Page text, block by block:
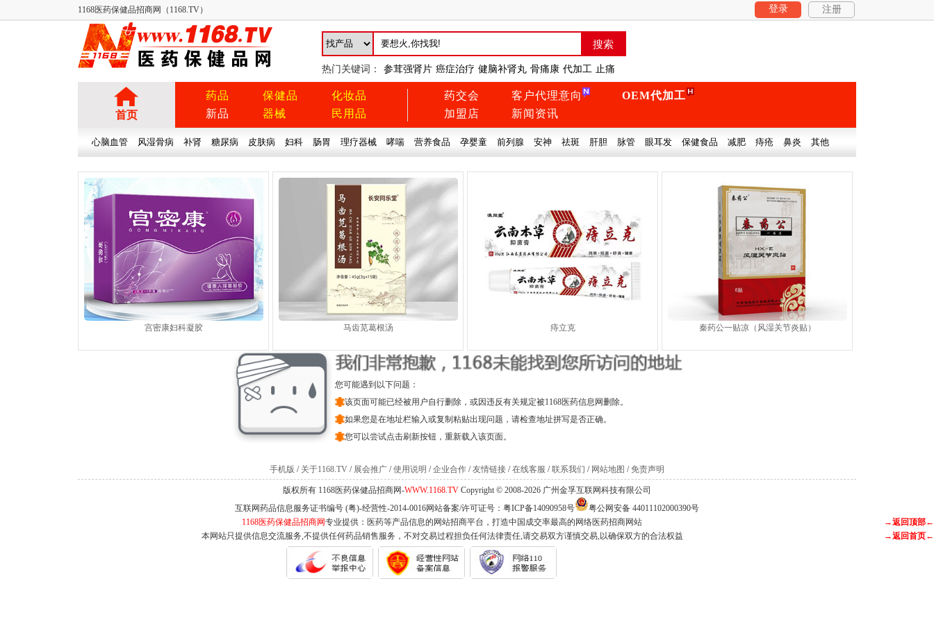
1168医药保健品招商网（1168.TV） 登录 注册
热门关键词： 参茸强肾片 癌症治疗 健脑补肾丸 骨痛康 代加工 止痛
首页
药品
新品
保健品
器械
化妆品
民用品
药交会
加盟店
客户代理意向
新闻资讯
OEM代加工
心脑血管 风湿骨病 补肾 糖尿病 皮肤病 妇科 肠胃 理疗器械 哮喘 营养食品 孕婴童 前列腺 安神 祛斑 肝胆 脉管 眼耳发 保健食品 减肥 痔疮 鼻炎 其他
宫密康妇科凝胶 马齿苋葛根汤 痔立克 秦药公一贴凉（风湿关节炎贴）
您可能遇到以下问题：
该页面可能已经被用户自行删除，或因违反有关规定被1168医药信息网删除。
如果您是在地址栏输入或复制粘贴出现问题，请检查地址拼写是否正确。
您可以尝试点击刷新按钮，重新载入该页面。
手机版 / 关于1168.TV / 展会推广 /使用说明 /企业合作 /友情链接 /在线客服 /联系我们 / 网站地图 /免责声明
版权所有 1168医药保健品招商网-WWW.1168.TV Copyright © 2008-2026 广州金孚互联网科技有限公司
互联网药品信息服务证书编号 (粤)-经营性-2014-0016网站备案/许可证号： 粤ICP备14090958号
粤公网安备 44011102000390号
1168医药保健品招商网专业提供：医药等产品信息的网站招商平台，打造中国成交率最高的网络医药招商网站
→返回顶部←
本网站只提供信息交流服务,不提供任何药品销售服务，不对交易过程担负任何法律责任,请交易双方谨慎交易,以确保双方的合法权益
→返回首页←